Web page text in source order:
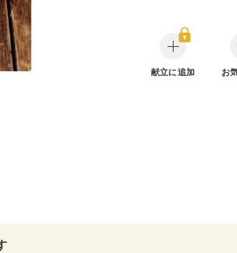
献立に追加 お